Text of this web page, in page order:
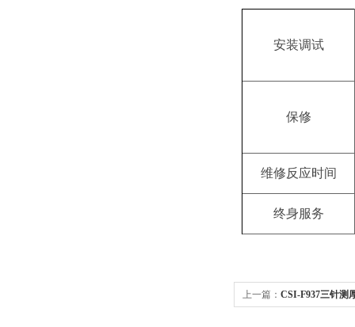
安装调试
保修
维修反应时间
终身服务
上一篇： CSI-F937三针测